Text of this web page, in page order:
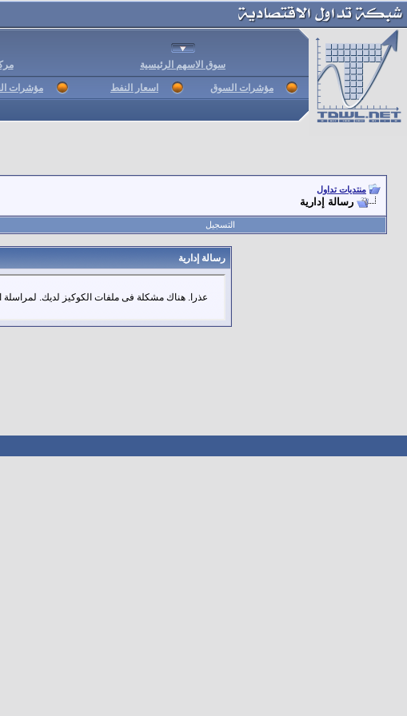
سوق الاسهم الرئيسية
مؤشرات السوق اسعار النفط مؤشرات
منتديات تداول
رسالة إدارية
التسجيل
رسالة إدارية
عذرا. هناك مشكلة فى ملفات الكوكيز لديك. لمراسلة